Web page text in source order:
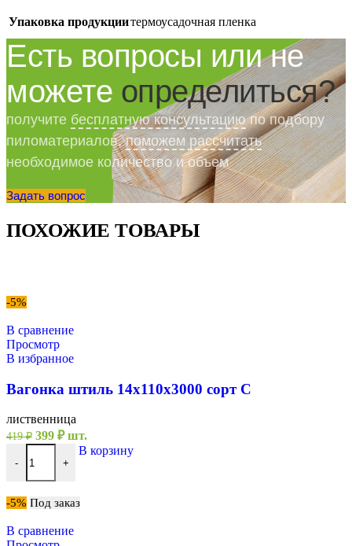
Упаковка продукциитермоусадочная пленка
Есть вопросы или не
можете определиться?
получите бесплатную консультациюпо подбору
пиломатериалов,поможем рассчитать
необходимое количество и объем
Задать вопрос
ПОХОЖИЕ ТОВАРЫ
-5%
В сравнение
Просмотр
В избранное
Вагонка штиль 14х110х3000 сорт С
лиственница
419₽ Первоначальная
цена
составляла
419 ₽.
399 ₽Текущая
цена:
399 ₽.
шт.
-
Количество товара Вагонка штиль 14х110х3000 сорт С
+
В корзину
-5% Под заказ
В сравнение